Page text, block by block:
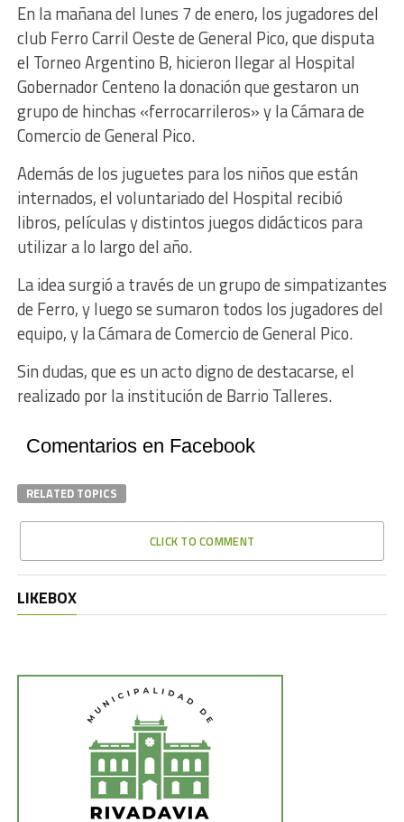
En la mañana del lunes 7 de enero, los jugadores del
club Ferro Carril Oeste de General Pico, que disputa
el Torneo Argentino B, hicieron llegar al Hospital
Gobernador Centeno la donación que gestaron un
grupo de hinchas «ferrocarrileros» y la Cámara de
Comercio de General Pico.
Además de los juguetes para los niños que están
internados, el voluntariado del Hospital recibió
libros, películas y distintos juegos didácticos para
utilizar a lo largo del año.
La idea surgió a través de un grupo de simpatizantes
de Ferro, y luego se sumaron todos los jugadores del
equipo, y la Cámara de Comercio de General Pico.
Sin dudas, que es un acto digno de destacarse, el
realizado por la institución de Barrio Talleres.
Comentarios en Facebook
RELATED TOPICS
CLICK TO COMMENT
LIKEBOX